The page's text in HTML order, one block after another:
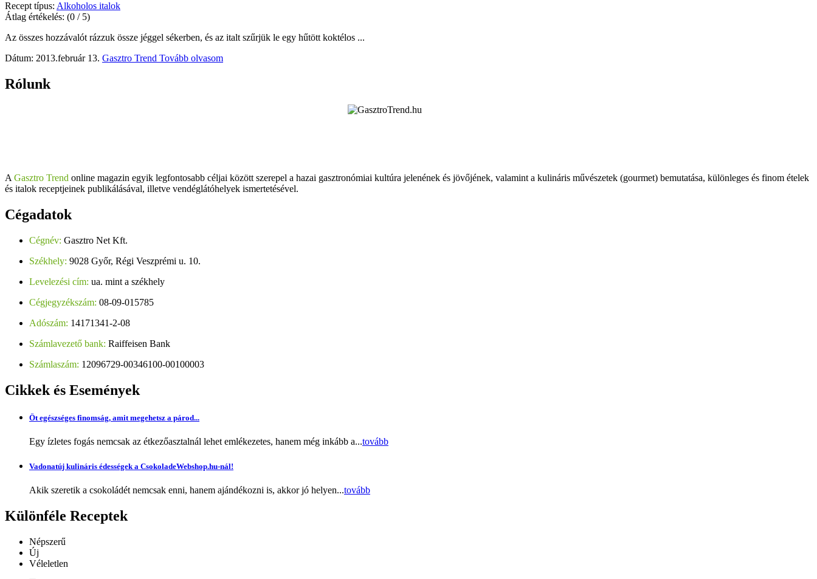
Recept típus: Alkoholos italok
Átlag értékelés: (0 / 5)
Az összes hozzávalót rázzuk össze jéggel sékerben, és az italt szűrjük le egy hűtött koktélos ...
Dátum: 2013.február 13. Gasztro Trend Tovább olvasom
Rólunk
A Gasztro Trend online magazin egyik legfontosabb céljai között szerepel a hazai gasztronómiai kultúra jelenének és jövőjének, valamint a kulináris művészetek (gourmet) bemutatása, különleges és finom ételek
és italok receptjeinek publikálásával, illetve vendéglátóhelyek ismertetésével.
Cégadatok
Cégnév: Gasztro Net Kft.
Székhely: 9028 Győr, Régi Veszprémi u. 10.
Levelezési cím: ua. mint a székhely
Cégjegyzékszám: 08-09-015785
Adószám: 14171341-2-08
Számlavezető bank: Raiffeisen Bank
Számlaszám: 12096729-00346100-00100003
Cikkek és Események
Öt egészséges finomság, amit megehetsz a párod...
Egy ízletes fogás nemcsak az étkezőasztalnál lehet emlékezetes, hanem még inkább a...tovább
Vadonatúj kulináris édességek a CsokoladeWebshop.hu-nál!
Akik szeretik a csokoládét nemcsak enni, hanem ajándékozni is, akkor jó helyen...tovább
Különféle Receptek
Népszerű
Új
Véleletlen